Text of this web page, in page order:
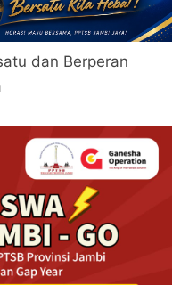
dan Berperan